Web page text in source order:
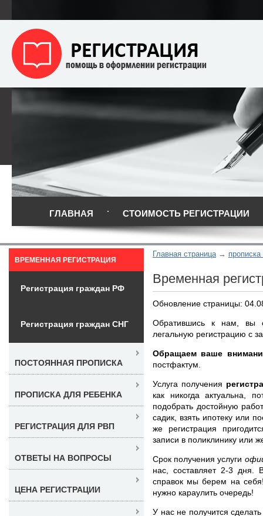
ГЛАВНАЯ СТОИМОСТЬ РЕГИСТРАЦИИ
Главная страница
Временная
Обновление страницы:
Обратившись к нам, вы
легальную регистрацию с
Обращаем ваше
постфактум.
Услуга получения
как никогда актуальна,
подобрать достойную
садик, взять ипотеку или
же регистрация
записи в поликлинику или
Срок получения услуги
нас, составляет 2-3
справок мы берем на
нужно караулить очередь!
У нас не получится
ВРЕМЕННАЯ РЕГИСТРАЦИЯ
Регистрация граждан РФ
Регистрация граждан СНГ
ПОСТОЯННАЯ ПРОПИСКА
ПРОПИСКА ДЛЯ РЕБЕНКА
РЕГИСТРАЦИЯ ДЛЯ РВП
ОТВЕТЫ НА ВОПРОСЫ
ЦЕНА РЕГИСТРАЦИИ